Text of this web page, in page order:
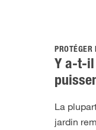
PROTÉGER
Y a-t-il
La
jardin